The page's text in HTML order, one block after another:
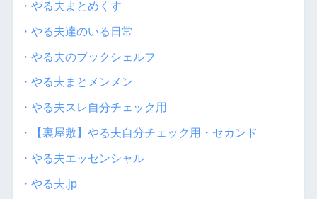
・やる夫まとめくす
・やる夫達のいる日常
・やる夫のブックシェルフ
・やる夫まとメンメン
・やる夫スレ自分チェック用
・【裏屋敷】やる夫自分チェック用・セカンド
・やる夫エッセンシャル
・やる夫.jp